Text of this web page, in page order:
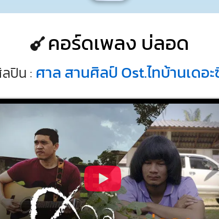
คอร์ดเพลง บ่ลอด
ปิน : ศาล สานศิลป์ Ost.ไทบ้านเดอ